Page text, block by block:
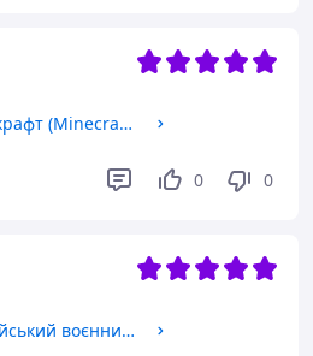
Рюкзак дитячий Майнкрафт (Minecraft) (9263-1175)
0 0
Кружка кольорова Російський воєнний корабель , чашка з зображенням